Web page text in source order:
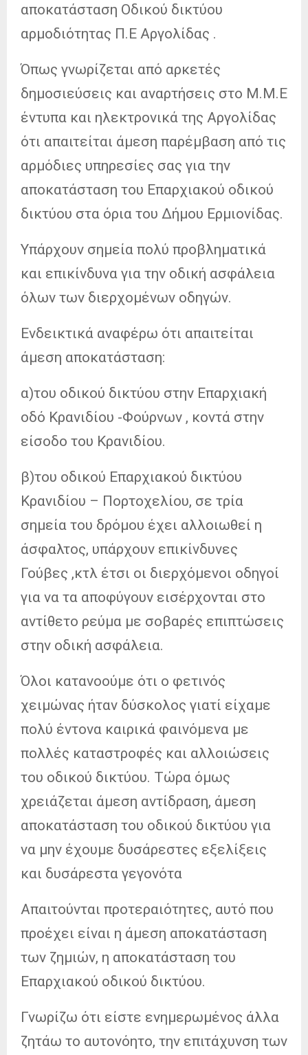
αποκατάσταση Οδικού δικτύου
αρμοδιότητας Π.Ε Αργολίδας .
Όπως γνωρίζεται από αρκετές
δημοσιεύσεις και αναρτήσεις στο Μ.Μ.Ε
έντυπα και ηλεκτρονικά της Αργολίδας
ότι απαιτείται άμεση παρέμβαση από τις
αρμόδιες υπηρεσίες σας για την
αποκατάσταση του Επαρχιακού οδικού
δικτύου στα όρια του Δήμου Ερμιονίδας.
Υπάρχουν σημεία πολύ προβληματικά
και επικίνδυνα για την οδική ασφάλεια
όλων των διερχομένων οδηγών.
Ενδεικτικά αναφέρω ότι απαιτείται
άμεση αποκατάσταση:
α)του οδικού δικτύου στην Επαρχιακή
οδό Κρανιδίου -Φούρνων , κοντά στην
είσοδο του Κρανιδίου.
β)του οδικού Επαρχιακού δικτύου
Κρανιδίου – Πορτοχελίου, σε τρία
σημεία του δρόμου έχει αλλοιωθεί η
άσφαλτος, υπάρχουν επικίνδυνες
Γούβες ,κτλ έτσι οι διερχόμενοι οδηγοί
για να τα αποφύγουν εισέρχονται στο
αντίθετο ρεύμα με σοβαρές επιπτώσεις
στην οδική ασφάλεια.
Όλοι κατανοούμε ότι ο φετινός
χειμώνας ήταν δύσκολος γιατί είχαμε
πολύ έντονα καιρικά φαινόμενα με
πολλές καταστροφές και αλλοιώσεις
του οδικού δικτύου. Τώρα όμως
χρειάζεται άμεση αντίδραση, άμεση
αποκατάσταση του οδικού δικτύου για
να μην έχουμε δυσάρεστες εξελίξεις
και δυσάρεστα γεγονότα
Απαιτούνται προτεραιότητες, αυτό που
προέχει είναι η άμεση αποκατάσταση
των ζημιών, η αποκατάσταση του
Επαρχιακού οδικού δικτύου.
Γνωρίζω ότι είστε ενημερωμένος άλλα
ζητάω το αυτονόητο, την επιτάχυνση των